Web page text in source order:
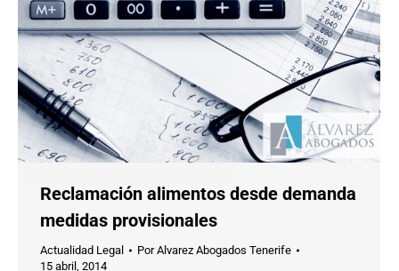
Reclamación alimentos desde demanda
medidas provisionales
Actualidad Legal PorAlvarez Abogados Tenerife
15 abril, 2014